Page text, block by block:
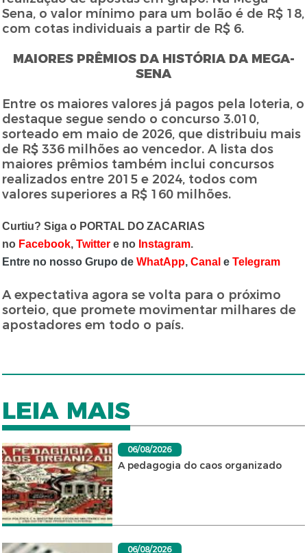
Sena, o valor mínimo para um bolão é de R$ 18,
com cotas individuais a partir de R$ 6.
MAIORES PRÊMIOS DA HISTÓRIA DA MEGA-
SENA
Entre os maiores valores já pagos pela loteria, o
destaque segue sendo o concurso 3.010,
sorteado em maio de 2026, que distribuiu mais
de R$ 336 milhões ao vencedor. A lista dos
maiores prêmios também inclui concursos
realizados entre 2015 e 2024, todos com
valores superiores a R$ 160 milhões.
Curtiu? Siga o PORTAL DO ZACARIAS
no Facebook,Twitter e no Instagram.
Entre no nosso Grupo deWhatApp,Canal eTelegram
A expectativa agora se volta para o próximo
sorteio, que promete movimentar milhares de
apostadores em todo o país.
LEIA MAIS
06/08/2026
A pedagogia do caos organizado
06/08/2026